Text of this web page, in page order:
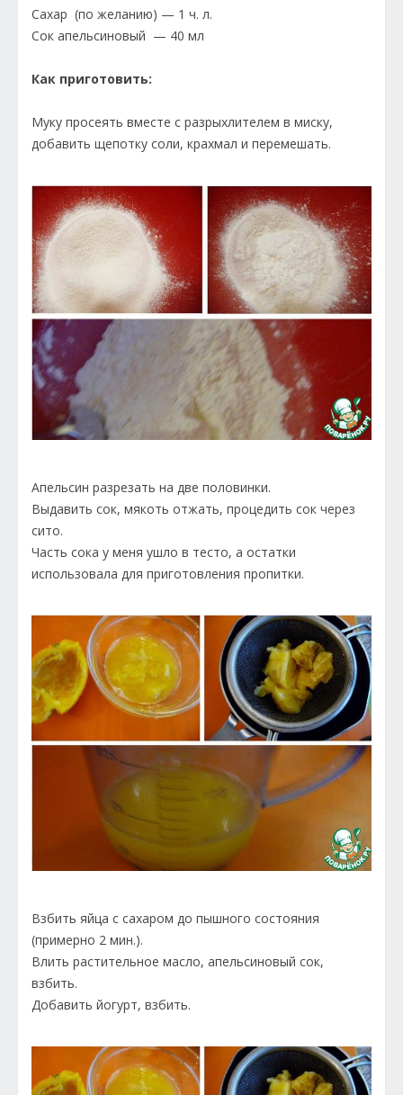
Сахар (по желанию) — 1 ч. л.
Сок апельсиновый — 40 мл
Как приготовить:
Муку просеять вместе с разрыхлителем в миску,
добавить щепотку соли, крахмал и перемешать.
Апельсин разрезать на две половинки.
Выдавить сок, мякоть отжать, процедить сок через
сито.
Часть сока у меня ушло в тесто, а остатки
использовала для приготовления пропитки.
Взбить яйца с сахаром до пышного состояния
(примерно 2 мин.).
Влить растительное масло, апельсиновый сок,
взбить.
Добавить йогурт, взбить.